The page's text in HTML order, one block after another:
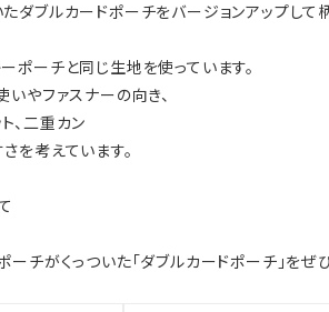
ダブルカードポーチをバージョンアップして
ポーチと同じ生地を使っています。
やファスナーの向き、
、二重カン
を考えています。
ーチがくっついた「ダブルカードポーチ」を